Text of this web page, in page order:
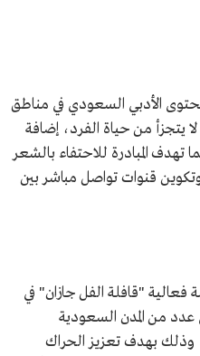
الأدبي السعودي في مناطق
يتجزأ من حياة الفرد، إضافة
المبادرة للاحتفاء بالشعر
وتكوين قنوات تواصل مباشر بين
فعالية "قافلة الفل جازان" في
في عدد من المدن السعودية
وذلك بهدف تعزيز الحراك